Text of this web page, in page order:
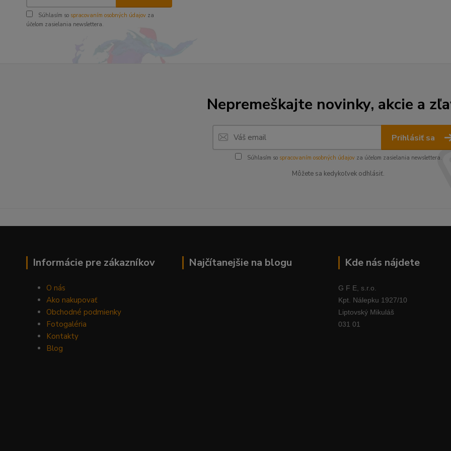
Súhlasím so spracovaním osobných údajov za
účelom zasielania newslettera.
Nepremeškajte novinky, akcie a
Prihlásiť sa
Súhlasím so spracovaním osobných údajovza účelom zasielania newslettera.
Môžete sa kedykoľvek odhlásiť.
Informácie pre zákazníkov
O nás
Ako nakupovať
Obchodné podmienky
Fotogaléria
Kontakty
Blog
Najčítanejšie na blogu Kde nás nájdete
G F E, s.r.o.
Kpt. Nálepku 1927/10
Liptovský Mikuláš
031 01